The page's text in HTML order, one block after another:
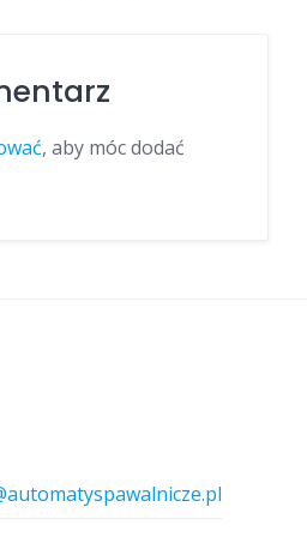
, aby móc dodać